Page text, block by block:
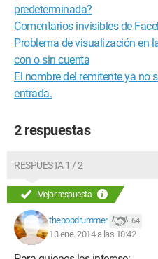
predeterminada?
Comentarios invisibles de
Problema de visualización en
con o sin cuenta
El nombre del remitente ya no
entrada.
2 respuestas
RESPUESTA 1 / 2
Mejor respuesta
thepopdrummer 64
13 ene. 2014 a las 10:42